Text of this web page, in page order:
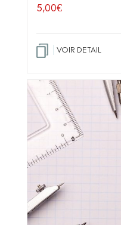
5,00€
VOIR DETAIL